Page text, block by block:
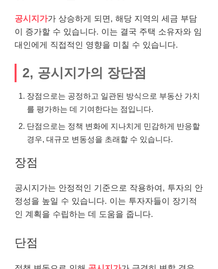
공시지가가 상승하게 되면, 해당 지역의 세금 부담
이 증가할 수 있습니다. 이는 결국 주택 소유자와 임
대인에게 직접적인 영향을 미칠 수 있습니다.
2, 공시지가의 장단점
장점으로는 공정하고 일관된 방식으로 부동산 가치
를 평가하는 데 기여한다는 점입니다.
단점으로는 정책 변화에 지나치게 민감하게 반응할
경우, 대규모 변동성을 초래할 수 있습니다.
장점
공시지가는 안정적인 기준으로 작용하여, 투자의 안
정성을 높일 수 있습니다. 이는 투자자들이 장기적
인 계획을 수립하는 데 도움을 줍니다.
단점